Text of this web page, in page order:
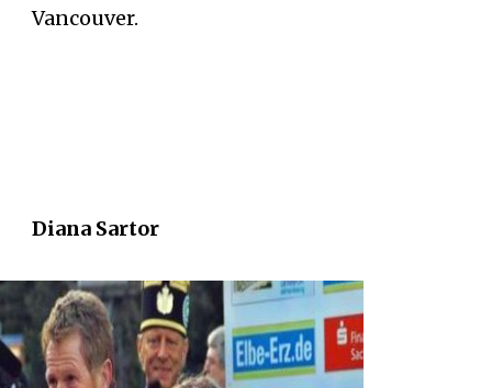
Vancouver.
Diana Sartor